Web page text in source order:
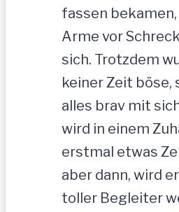
fassen
Arme vor
sich. Trotzdem
keiner Zeit böse,
alles brav mit
wird in einem
erstmal etwas
aber dann, wird
toller Begleiter